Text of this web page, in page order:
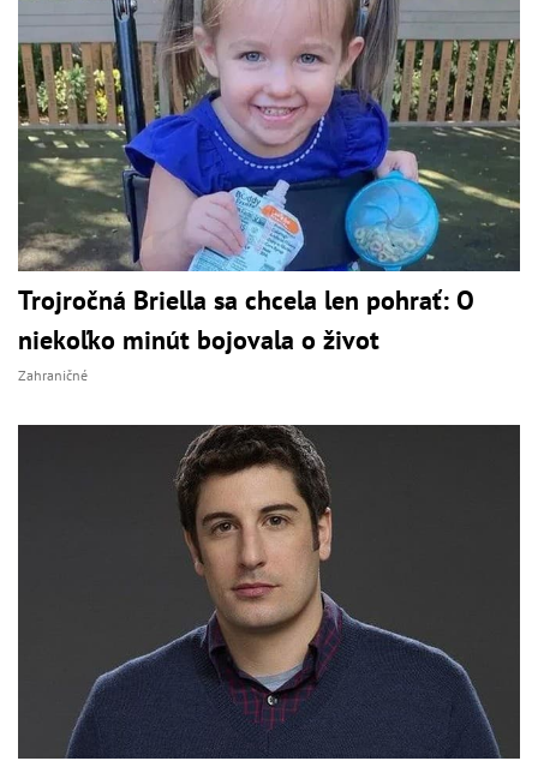
Trojročná Briella sa chcela len pohrať: O
niekoľko minút bojovala o život
Zahraničné